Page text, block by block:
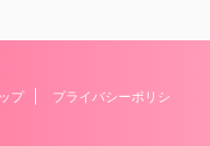
プ
プライバシーポリシ